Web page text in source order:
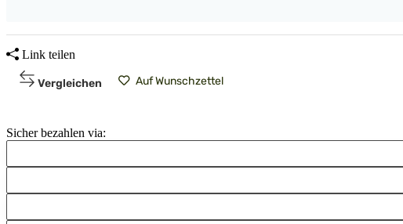
Link teilen
Vergleichen Auf Wunschzettel
Sicher bezahlen via: